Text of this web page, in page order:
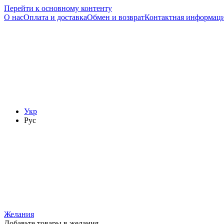
Перейти к основному контенту
О насОплата и доставкаОбмен и возвратКонтактная
Укр
Рус
Желания